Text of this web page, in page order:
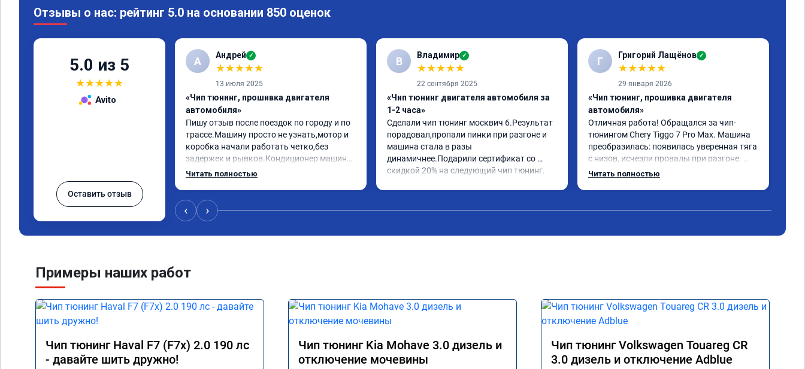
Отзывы о нас: рейтинг 5.0 на основании 850 оценок
5.0 из 5
★★★★★
Avito
Оставить отзыв
А Андрей ✓
★★★★★
13 июля 2025
«Чип тюнинг, прошивка двигателя
автомобиля»
Пишу отзыв после поездок по городу и по
трассе.Машину просто не узнать,мотор и
коробка начали работать четко,без
задержек и рывков.Кондиционер машина
вообще не чуствует.Расход топлива
Рекомендую не пожалеете👍
Читать полностью
В Владимир ✓
★★★★★
22 сентября 2025
«Чип тюнинг двигателя автомобиля за
1-2 часа»
Сделали чип тюнинг москвич 6.Результат
порадовал,пропали пинки при разгоне и
машина стала в разы
динамичнее.Подарили сертификат со
скидкой 20% на следующий чип тюнинг.
Г Григорий Лащёнов ✓
★★★★★
29 января 2026
«Чип тюнинг, прошивка двигателя
автомобиля»
Отличная работа! Обращался за чип-
тюнингом Chery Tiggo 7 Pro Max. Машина
преобразилась: появилась уверенная тяга
с низов, исчезли провалы при разгоне.
Расход в спокойном режиме даже немного
Читать полностью
‹ ›
Примеры наших работ
Чип тюнинг Haval F7 (F7x) 2.0 190 лс
- давайте шить дружно!
Чип тюнинг Kia Mohave 3.0 дизель и
отключение мочевины
Чип тюнинг Volkswagen Touareg CR
3.0 дизель и отключение Adblue